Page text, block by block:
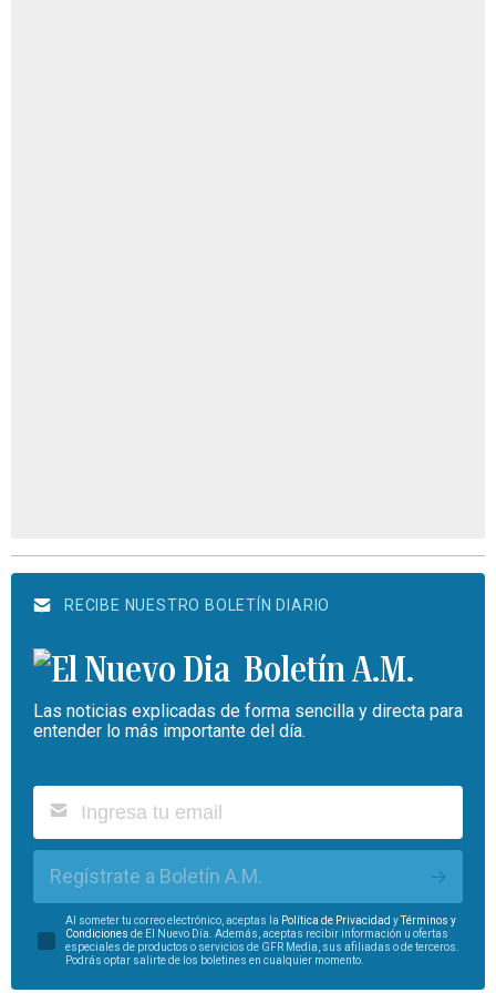
RECIBE NUESTRO BOLETÍN DIARIO
Boletín A.M.
Las noticias explicadas de forma sencilla y directa para
entender lo más importante del día.
Regístrate a Boletín A.M.
Al someter tu correo electrónico, aceptas la Política de Privacidad yTérminos y
Condiciones de El Nuevo Día. Además, aceptas recibir información u ofertas
especiales de productos o servicios de GFR Media, sus afiliadas o de terceros.
Podrás optar salirte de los boletines en cualquier momento.